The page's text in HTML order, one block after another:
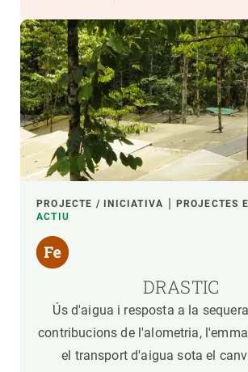
PROJECTE / INICIATIVA
PROJECTES
ACTIU
DRASTIC
Ús d'aigua i resposta a la
contribucions de l'alometria,
el transport d'aigua sota el